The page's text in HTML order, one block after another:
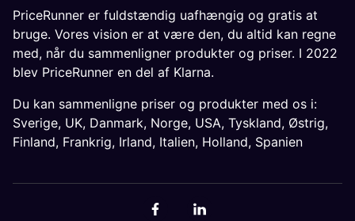
PriceRunner er fuldstændig uafhængig og gratis at
bruge. Vores vision er at være den, du altid kan regne
med, når du sammenligner produkter og priser. I 2022
blev PriceRunner en del af Klarna.
Du kan sammenligne priser og produkter med os i:
Sverige, UK, Danmark, Norge, USA, Tyskland, Østrig,
Finland, Frankrig, Irland, Italien, Holland, Spanien